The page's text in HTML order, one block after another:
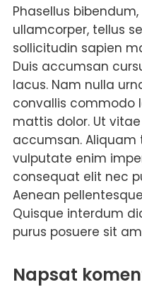
Phasellus
ullamcorper, tellus
sollicitudin sapien
Duis accumsan
lacus. Nam nulla
convallis commodo
mattis dolor. Ut
accumsan. Aliquam
vulputate enim
consequat elit nec
Aenean
Quisque interdum
purus posuere sit
Napsat